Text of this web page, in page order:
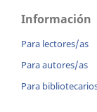
Información
Para lectores/as
Para autores/as
Para